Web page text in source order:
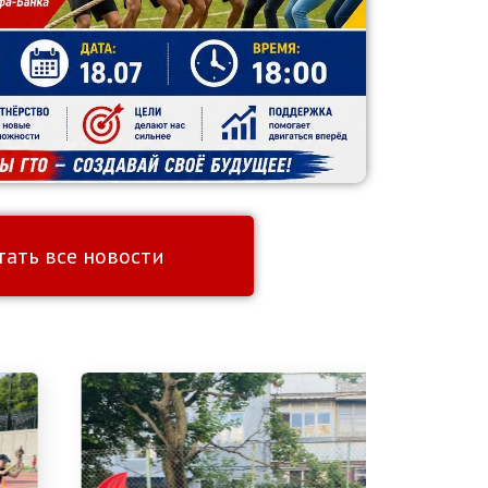
все новости